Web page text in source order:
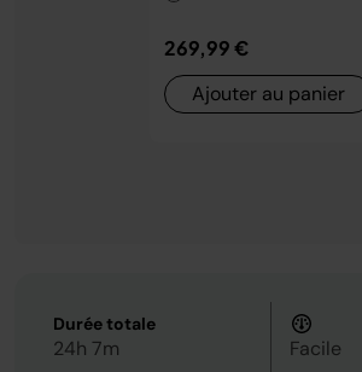
269,99 €
Ajouter au panier
Durée totale
24h 7m Facile